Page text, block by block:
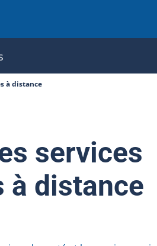
à distance
services
à distance